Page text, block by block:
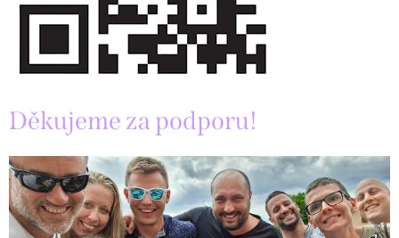
Děkujeme za podporu!